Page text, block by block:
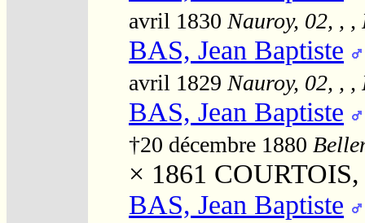
avril 1830 Nauroy, 02, , ,
BAS, Jean Baptiste
avril 1829 Nauroy, 02, , ,
BAS, Jean Baptiste
†20 décembre 1880
× 1861
BAS, Jean Baptiste